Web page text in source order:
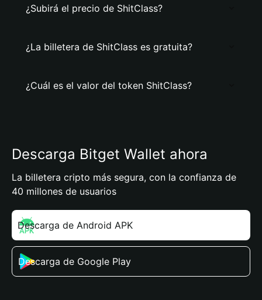
¿Subirá el precio de ShitClass?
¿La billetera de ShitClass es gratuita?
¿Cuál es el valor del token ShitClass?
Descarga Bitget Wallet ahora
La billetera cripto más segura, con la confianza de
40 millones de usuarios
Descarga de Android APK
Descarga de Google Play